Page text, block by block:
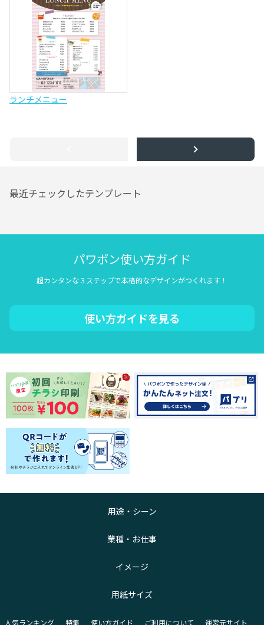
ランチメニュー
最近チェックしたテンプレート
パワポン使い方ガイド
超カンタンな３ステップで本格的なデザインがつくれます！
使い方ガイドを見る
用途・シーン
業種・お仕事
イメージ
用紙サイズ
人気ランキング 特集 使い方ガイド ご利用について 運営元サイト